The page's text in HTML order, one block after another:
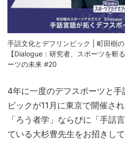
手話文化とデフリンピック | 町田樹
【Dialogue：研究者、スポーツを斬
ーツの未来 #20
4年に一度のデフスポーツと
ピックが11月に東京で開催さ
「ろう者学」ならびに「手話
ている大杉豊先生をお招きし